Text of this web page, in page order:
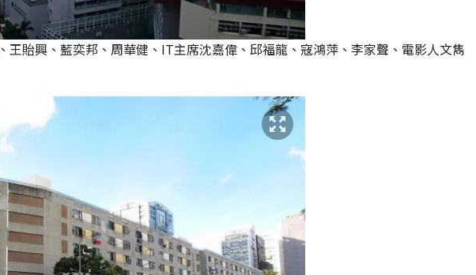
王貽興、藍奕邦、周華健、IT主席沈嘉偉、邱福龍、寇鴻萍、李家聲、電影人文雋